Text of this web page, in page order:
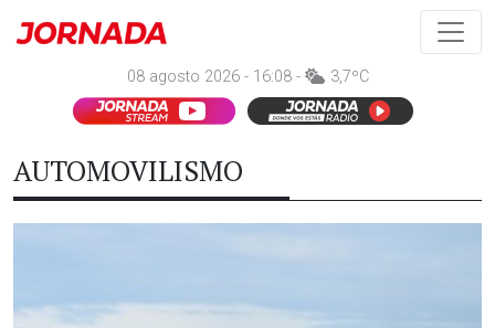
08 agosto 2026 - 16:08 - 3,7ºC
AUTOMOVILISMO